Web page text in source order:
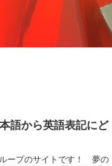
語から英語表記にど
ープのサイトです！ 夢の